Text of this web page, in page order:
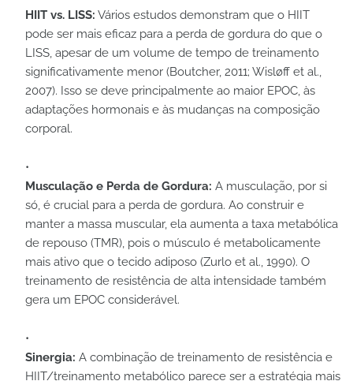
HIIT vs. LISS: Vários estudos demonstram que o HIIT
pode ser mais eficaz para a perda de gordura do que o
LISS, apesar de um volume de tempo de treinamento
significativamente menor (Boutcher, 2011; Wisløff et al.,
2007). Isso se deve principalmente ao maior EPOC, às
adaptações hormonais e às mudanças na composição
corporal.
Musculação e Perda de Gordura: A musculação, por si
só, é crucial para a perda de gordura. Ao construir e
manter a massa muscular, ela aumenta a taxa metabólica
de repouso (TMR), pois o músculo é metabolicamente
mais ativo que o tecido adiposo (Zurlo et al., 1990). O
treinamento de resistência de alta intensidade também
gera um EPOC considerável.
Sinergia: A combinação de treinamento de resistência e
HIIT/treinamento metabólico parece ser a estratégia mais